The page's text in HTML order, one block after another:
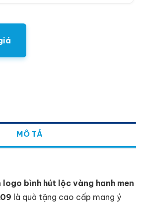
MÔ TẢ
bình hút lộc vàng hanh men
là quà tặng cao cấp mang ý